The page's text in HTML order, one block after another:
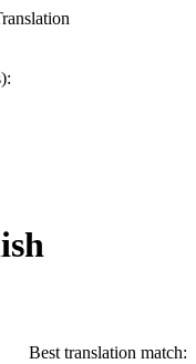
Best translation match: